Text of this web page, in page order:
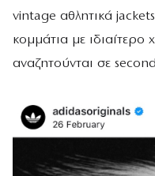
vintage αθλητικά
κομμάτια με
αναζητούνται σε